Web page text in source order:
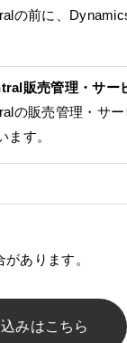
の前に、
販売管理・サー
の販売管理・サ
す。
あります。
みはこちら